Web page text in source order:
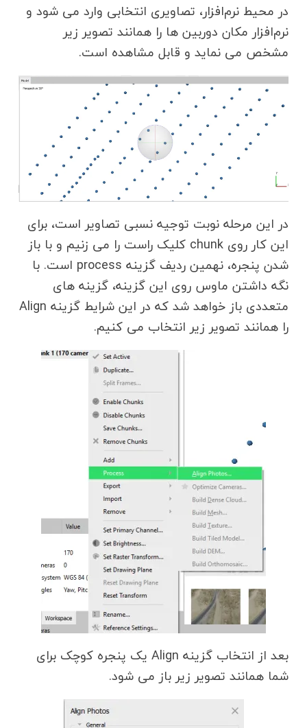
در محیط نرم‌افزار، تصاویری انتخابی وارد می شود و
نرم‌افزار مکان دوربین ها را همانند تصویر زیر
مشخص می نماید و قابل مشاهده است.
در این مرحله نوبت توجیه نسبی تصاویر است، برای
این کار روی chunk کلیک راست را می زنیم و با باز
شدن پنجره، نهمین ردیف گزینه process است. با
نگه داشتن ماوس روی این گزینه، گزینه های
متعددی باز خواهد شد که در این شرایط گزینه Align
را همانند تصویر زیر انتخاب می کنیم.
بعد از انتخاب گزینه Align یک پنجره کوچک برای
شما همانند تصویر زیر باز می شود.